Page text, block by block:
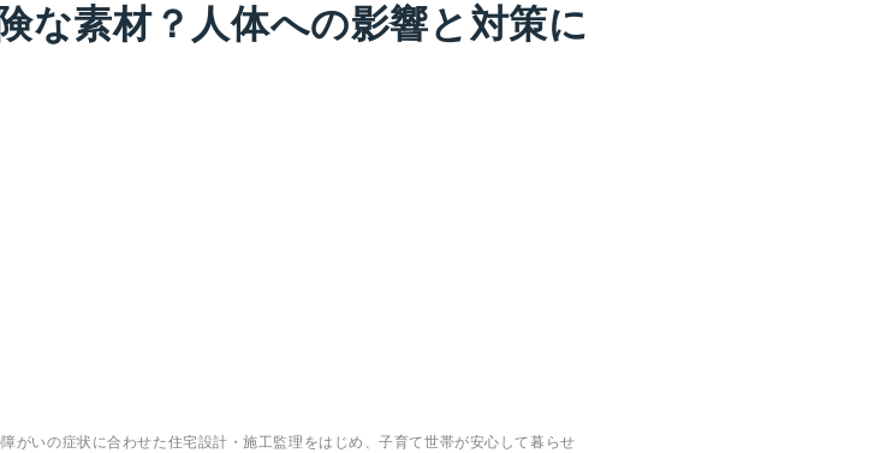
な素材？人体への影響と対策に
がいの症状に合わせた住宅設計・施工監理をはじめ、子育て世帯が安心して暮らせ